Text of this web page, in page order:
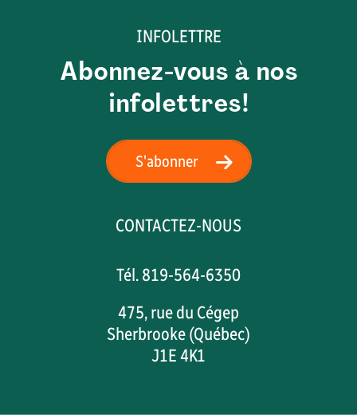
INFOLETTRE
Abonnez-vous à nos
infolettres!
S'abonner
CONTACTEZ-NOUS
Tél. 819-564-6350
475, rue du Cégep
Sherbrooke (Québec)
J1E 4K1